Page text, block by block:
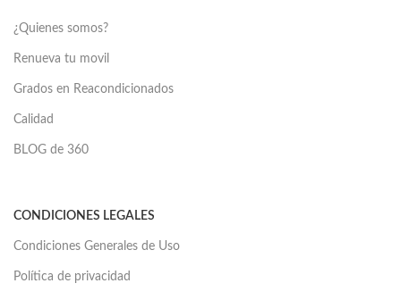
¿Quienes somos?
Renueva tu movil
Grados en Reacondicionados
Calidad
BLOG de 360
CONDICIONES LEGALES
Condiciones Generales de Uso
Política de privacidad